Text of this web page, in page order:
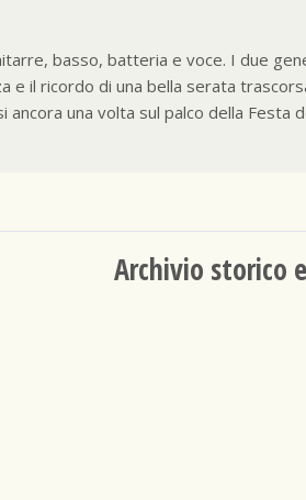
basso, batteria e voce. I due
il ricordo di una bella serata
una volta sul palco della Festa
Archivio storico